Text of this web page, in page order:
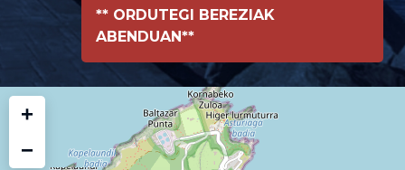
** ORDUTEGI BEREZIAK
ABENDUAN**
+
−